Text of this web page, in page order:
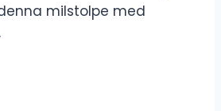
milstolpe med